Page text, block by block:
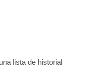
lista de historial